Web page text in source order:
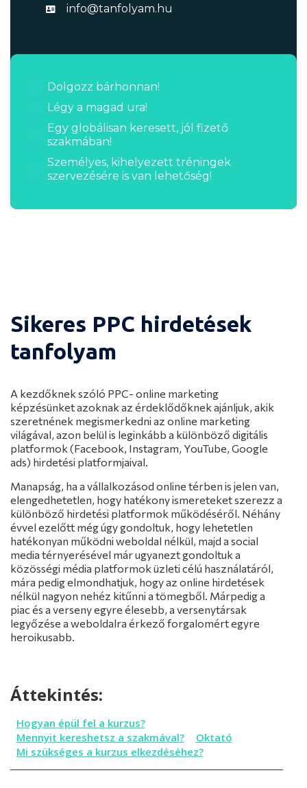
info@tanfolyam.hu
Dolgozz bárhonnan!
Légy a magad ura!
Egy globálisan keresett, jól fizető
szakmában!
Személyes, kihelyezett tréningek
szervezésére is van lehetőség!
Sikeres PPC hirdetések
tanfolyam
A kezdőknek szóló PPC- online marketing
képzésünket azoknak az érdeklődőknek ajánljuk, akik
szeretnének megismerkedni az online marketing
világával, azon belül is leginkább a különböző digitális
platformok (Facebook, Instagram, YouTube, Google
ads) hirdetési platformjaival.
Manapság, ha a vállalkozásod online térben is jelen van,
elengedhetetlen, hogy hatékony ismereteket szerezz a
különböző hirdetési platformok működéséről. Néhány
évvel ezelőtt még úgy gondoltuk, hogy lehetetlen
hatékonyan működni weboldal nélkül, majd a social
media térnyerésével már ugyanezt gondoltuk a
közösségi média platformok üzleti célú használatáról,
mára pedig elmondhatjuk, hogy az online hirdetések
nélkül nagyon nehéz kitűnni a tömegből. Márpedig a
piac és a verseny egyre élesebb, a versenytársak
legyőzése a weboldalra érkező forgalomért egyre
heroikusabb.
Áttekintés:
Hogyan épül fel a kurzus?
Mennyit kereshetsz a szakmával?
Oktató
Mi szükséges a kurzus elkezdéséhez?
Hogyan épül fel a kurzus?
Mennyit kereshetsz a szakmával?
Oktató
Mi szükséges a kurzus elkezdéséhez?